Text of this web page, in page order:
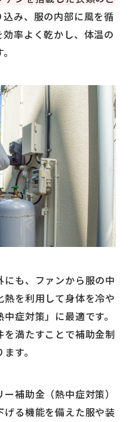
み、服の内部に風を循
率よく乾かし、体温の
も、ファンから服の中
を利用して身体を冷や
症対策」に最適です。
満たすことで補助金制
す。
補助金（熱中症対策）
る機能を備えた服や装